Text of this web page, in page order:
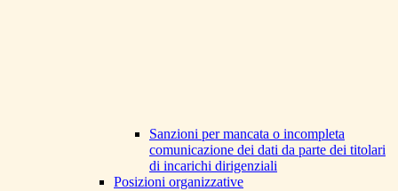
Sanzioni per mancata o incompleta
comunicazione dei dati da parte dei titolari
di incarichi dirigenziali
Posizioni organizzative